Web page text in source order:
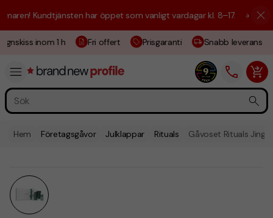
Kundtjänsten har öppet som vanligt vardagar kl. 8–17. ☀️ Vi är
inom 1 h Fri offert Prisgaranti Snabb leverans
Hem Företagsgåvor Julklappar Rituals Gåvoset Rituals Jing